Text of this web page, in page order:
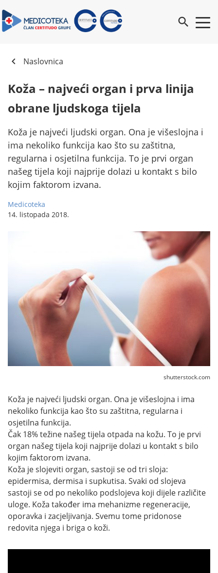
search
chevron_left Naslovnica
Koža – najveći organ i prva linija
obrane ljudskoga tijela
Koža je najveći ljudski organ. Ona je višeslojna i
ima nekoliko funkcija kao što su zaštitna,
regularna i osjetilna funkcija. To je prvi organ
našeg tijela koji najprije dolazi u kontakt s bilo
kojim faktorom izvana.
Medicoteka
14. listopada 2018.
shutterstock.com
Koža je najveći ljudski organ. Ona je višeslojna i ima
nekoliko funkcija kao što su zaštitna, regularna i
osjetilna funkcija.
Čak 18% težine našeg tijela otpada na kožu. To je prvi
organ našeg tijela koji najprije dolazi u kontakt s bilo
kojim faktorom izvana.
Koža je slojeviti organ, sastoji se od tri sloja:
epidermisa, dermisa i supkutisa. Svaki od slojeva
sastoji se od po nekoliko podslojeva koji dijele različite
uloge. Koža također ima mehanizme regeneracije,
oporavka i zacjeljivanja. Svemu tome pridonose
redovita njega i briga o koži.